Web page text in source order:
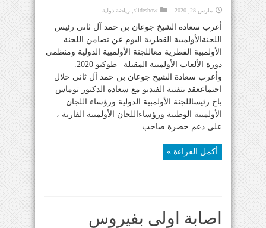
مارس 28, 2020 slideshow رياضة دولية
أعرب سعادة الشيخ جوعان بن حمد آل ثاني رئيس
اللجنةالأولمبية القطرية اليوم عن تضامن اللجنة
الأولمبية القطرية معاللجنة الأولمبية الدولية ومنظمي
دورة الألعاب الأولمبية المقبلة– طوكيو 2020.
وأعرب سعادة الشيخ جوعان بن حمد آل ثاني خلال
اجتماععقد بتقنية الفيديو مع سعادة الدكتور توماس
باخ رئيساللجنة الأولمبية الدولية ورؤساء اللجان
الأولمبية الوطنية ورؤساءاللجان الأولمبية القارية ،
على دعم حضرة صاحب ...
أكمل القراءة »
اصابة اولى بفيروس